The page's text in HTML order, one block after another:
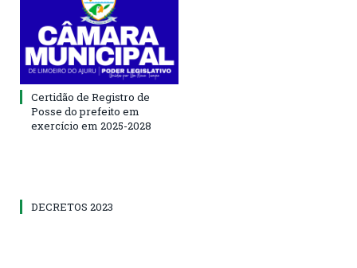
Certidão de Registro de
Posse do prefeito em
exercício em 2025-2028
DECRETOS 2023